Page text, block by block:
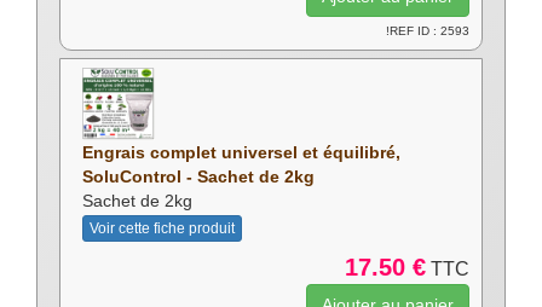
!REF ID : 2593
Engrais complet universel et équilibré,
SoluControl - Sachet de 2kg
Sachet de 2kg
Voir cette fiche produit
17.50 € TTC